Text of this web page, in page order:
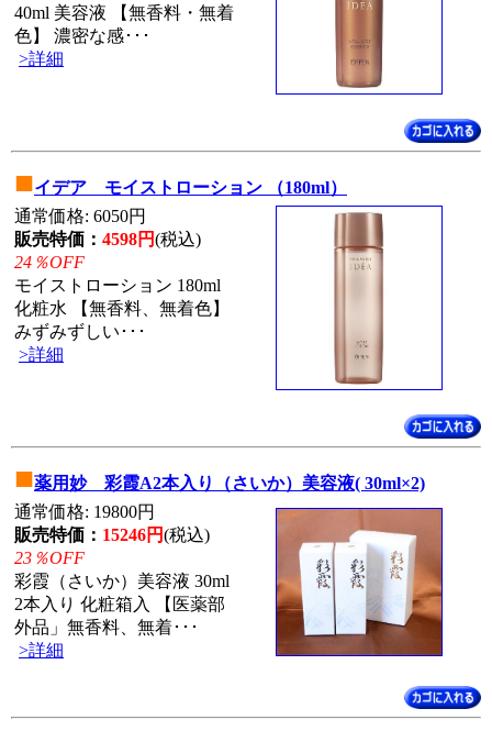
40ml 美容液 【無香料・無着
色】 濃密な感･･･
>詳細
■イデア モイストローション （180ml）
通常価格: 6050円
販売特価： 4598円(税込)
24％OFF
モイストローション 180ml
化粧水 【無香料、無着色】
みずみずしい･･･
>詳細
■薬用妙 彩霞A2本入り（さいか）美容液( 30ml×2)
通常価格: 19800円
販売特価： 15246円(税込)
23％OFF
彩霞（さいか）美容液 30ml
2本入り 化粧箱入 【医薬部
外品」無香料、無着･･･
>詳細